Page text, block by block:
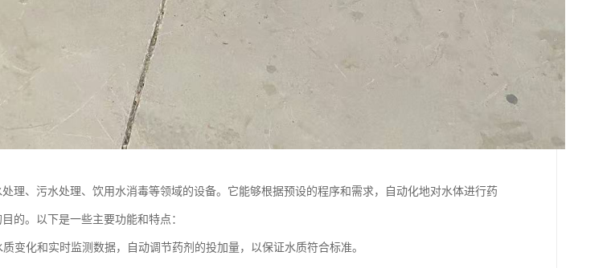
理、污水处理、饮用水消毒等领域的设备。它能够根据预设的程序和需求，自动化地对水体进行药
的。以下是一些主要功能和特点：
变化和实时监测数据，自动调节药剂的投加量，以保证水质符合标准。